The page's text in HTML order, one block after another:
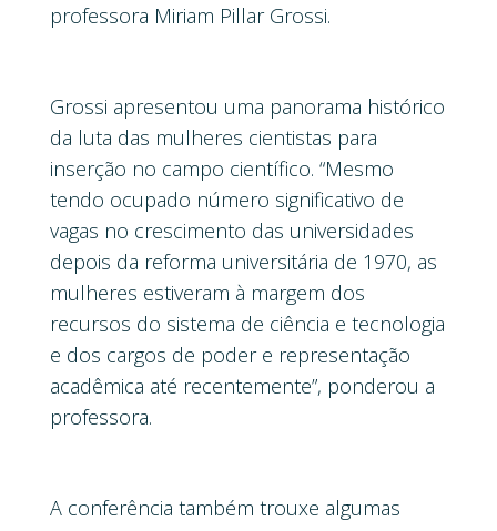
professora Miriam Pillar Grossi.
Grossi apresentou uma panorama histórico
da luta das mulheres cientistas para
inserção no campo científico. “Mesmo
tendo ocupado número significativo de
vagas no crescimento das universidades
depois da reforma universitária de 1970, as
mulheres estiveram à margem dos
recursos do sistema de ciência e tecnologia
e dos cargos de poder e representação
acadêmica até recentemente”, ponderou a
professora.
A conferência também trouxe algumas